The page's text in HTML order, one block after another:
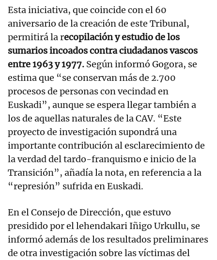
Esta iniciativa, que coincide con el 60
aniversario de la creación de este Tribunal,
permitirá la recopilación y estudio de los
sumarios incoados contra ciudadanos vascos
entre 1963 y 1977. Según informó Gogora, se
estima que “se conservan más de 2.700
procesos de personas con vecindad en
Euskadi”, aunque se espera llegar también a
los de aquellas naturales de la CAV. “Este
proyecto de investigación supondrá una
importante contribución al esclarecimiento de
la verdad del tardo-franquismo e inicio de la
Transición”, añadía la nota, en referencia a la
“represión” sufrida en Euskadi.
En el Consejo de Dirección, que estuvo
presidido por el lehendakari Iñigo Urkullu, se
informó además de los resultados preliminares
de otra investigación sobre las víctimas del